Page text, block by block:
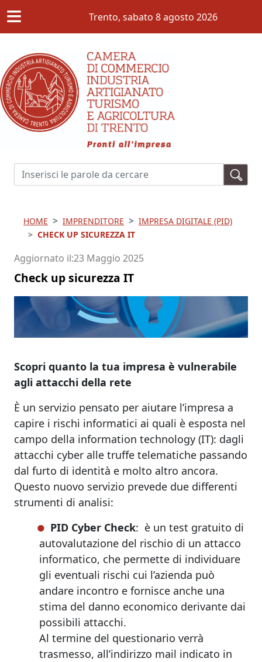
≡ Trento, sabato 8 agosto 2026
Cerca
HOME IMPRENDITORE
IMPRESA DIGITALE (PID)
CHECK UP SICUREZZA IT
Aggiornato il 23 Maggio 2025
Check up sicurezza IT
Scopri quanto la tua impresa è vulnerabile
agli attacchi della rete
È un servizio pensato per aiutare l’impresa a
capire i rischi informatici ai quali è esposta nel
campo della information technology (IT): dagli
attacchi cyber alle truffe telematiche passando
dal furto di identità e molto altro ancora.
Questo nuovo servizio prevede due differenti
strumenti di analisi:
PID Cyber Check: è un test gratuito di
autovalutazione del rischio di un attacco
informatico, che permette di individuare
gli eventuali rischi cui l’azienda può
andare incontro e fornisce anche una
stima del danno economico derivante dai
possibili attacchi.
Al termine del questionario verrà
trasmesso, all’indirizzo mail indicato in